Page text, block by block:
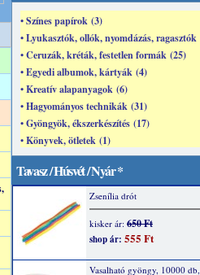
• Színes papírok (3)
• Lyukasztók, ollók, nyomdázás, ragasztók
• Ceruzák, kréták, festetlen formák (25)
• Egyedi albumok, kártyák (4)
• Kreatív alapanyagok (6)
• Hagyományos technikák (31)
• Gyöngyök, ékszerkészítés (17)
• Könyvek, ötletek (1)
Tavasz / Húsvét / Nyár *
Zsenília drót
kisker ár: 650 Ft
shop ár: 555 Ft
Vasalható gyöngy, 10000